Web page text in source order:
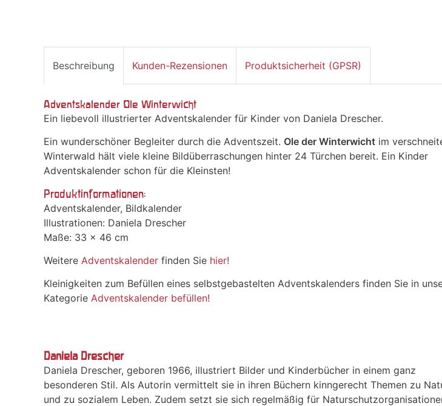
Beschreibung Kunden-Rezensionen Produktsicherheit (GPSR)
Adventskalender Ole Winterwicht
Ein liebevoll illustrierter Adventskalender für Kinder von Daniela Drescher.
Ein wunderschöner Begleiter durch die Adventszeit. Ole der Winterwicht im
Winterwald hält viele kleine Bildüberraschungen hinter 24 Türchen bereit. Ein Kinder
Adventskalender schon für die Kleinsten!
Produktinformationen:
Adventskalender, Bildkalender
Illustrationen: Daniela Drescher
Maße: 33 x 46 cm
Weitere Adventskalender finden Sie hier!
Kleinigkeiten zum Befüllen eines selbstgebastelten Adventskalenders finden Sie in
Kategorie Adventskalender befüllen!
Daniela Drescher
Daniela Drescher, geboren 1966, illustriert Bilder und Kinderbücher in einem ganz
besonderen Stil. Als Autorin vermittelt sie in ihren Büchern kinngerecht Themen zu
und zu sozialem Leben. Zudem setzt sie sich regelmäßig für